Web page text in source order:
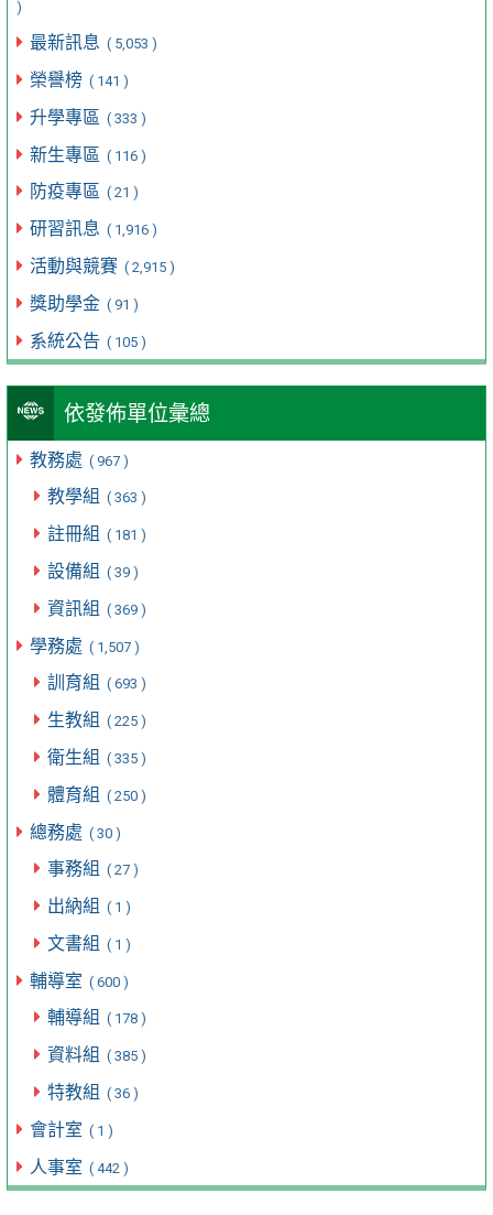
)
最新訊息 ( 5,053 )
榮譽榜 ( 141 )
升學專區 ( 333 )
新生專區 ( 116 )
防疫專區 ( 21 )
研習訊息 ( 1,916 )
活動與競賽 ( 2,915 )
獎助學金 ( 91 )
系統公告 ( 105 )
依發佈單位彙總
教務處 ( 967 )
教學組 ( 363 )
註冊組 ( 181 )
設備組 ( 39 )
資訊組 ( 369 )
學務處 ( 1,507 )
訓育組 ( 693 )
生教組 ( 225 )
衛生組 ( 335 )
體育組 ( 250 )
總務處 ( 30 )
事務組 ( 27 )
出納組 ( 1 )
文書組 ( 1 )
輔導室 ( 600 )
輔導組 ( 178 )
資料組 ( 385 )
特教組 ( 36 )
會計室 ( 1 )
人事室 ( 442 )